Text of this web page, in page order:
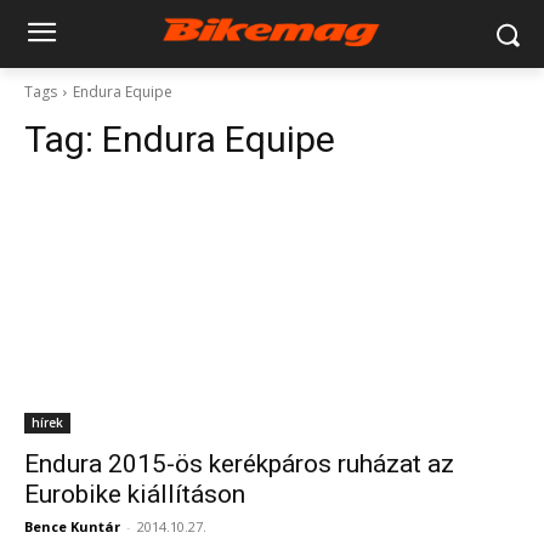
Tags Endura Equipe
Tag: Endura Equipe
hírek
Endura 2015-ös kerékpáros ruházat az
Eurobike kiállításon
Bence Kuntár - 2014.10.27.